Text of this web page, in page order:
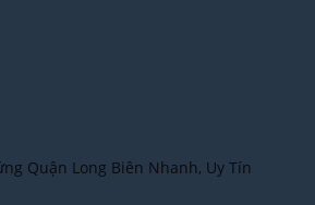
Quận Long Biên Nhanh, Uy Tín